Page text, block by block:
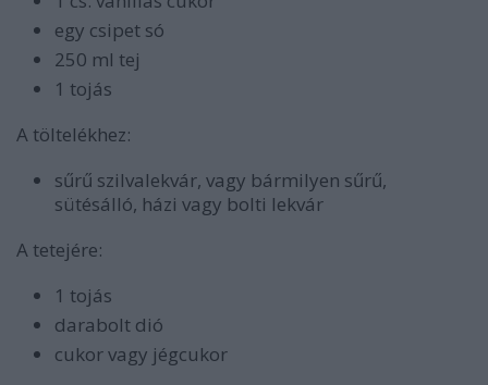
egy csipet só
250 ml tej
1 tojás
A töltelékhez:
sűrű szilvalekvár, vagy bármilyen sűrű,
sütésálló, házi vagy bolti lekvár
A tetejére:
1 tojás
darabolt dió
cukor vagy jégcukor